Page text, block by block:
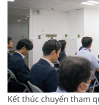
Kết thúc chuyến tham